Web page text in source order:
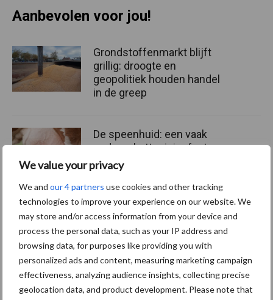
We value your privacy
We and our 4 partners use cookies and other tracking
technologies to improve your experience on our website. We
may store and/or access information from your device and
process the personal data, such as your IP address and
browsing data, for purposes like providing you with
personalized ads and content, measuring marketing campaign
effectiveness, analyzing audience insights, collecting precise
geolocation data, and product development. Please note that
Aanbevolen voor jou!
Grondstoffenmarkt blijft
grillig: droogte en
geopolitiek houden handel
in de greep
De speenhuid: een vaak
onderschatte risicofactor
voor mastitis
ForFarmers ziet volume en
marktaandeel groeien in
krimpende Nederlandse
markt